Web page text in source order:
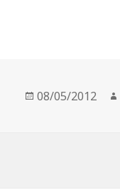
投
08/05/2012